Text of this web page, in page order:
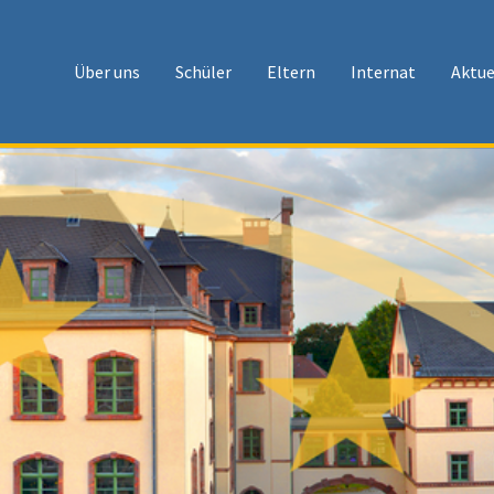
Über uns Schüler Eltern Internat